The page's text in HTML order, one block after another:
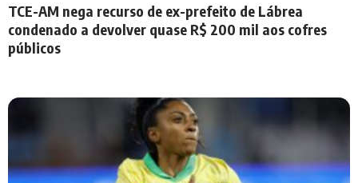
TCE-AM nega recurso de ex-prefeito de Lábrea
condenado a devolver quase R$ 200 mil aos cofres
públicos